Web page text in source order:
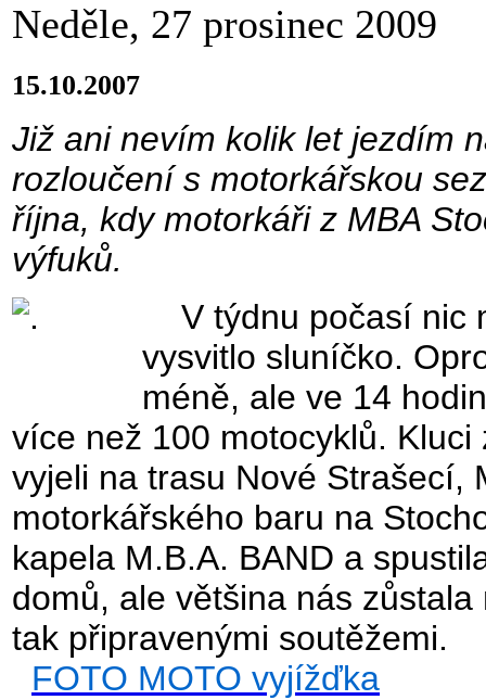
Neděle, 27 prosinec 2009
15.10.2007
Již ani nevím kolik let jezdím
rozloučení s motorkářskou
října, kdy motorkáři z MBA
výfuků.
V týdnu počasí nic
vysvitlo sluníčko.
méně, ale ve 14
více než 100 motocyklů.
vyjeli na trasu Nové Strašecí,
motorkářského baru na
kapela M.B.A. BAND a
domů, ale většina nás
tak připravenými soutěžemi.
FOTO MOTO vyjížďka